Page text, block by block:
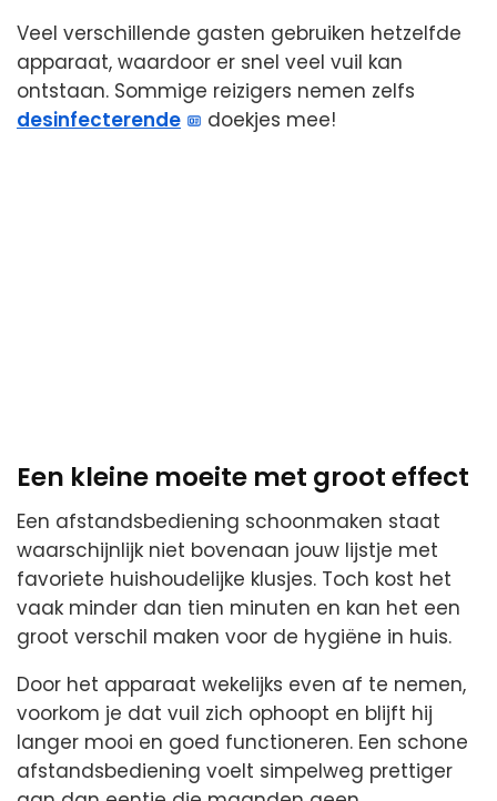
Veel verschillende gasten gebruiken hetzelfde
apparaat, waardoor er snel veel vuil kan
ontstaan. Sommige reizigers nemen zelfs
desinfecterende
doekjes mee!
Een kleine moeite met groot effect
Een afstandsbediening schoonmaken staat
waarschijnlijk niet bovenaan jouw lijstje met
favoriete huishoudelijke klusjes. Toch kost het
vaak minder dan tien minuten en kan het een
groot verschil maken voor de hygiëne in huis.
Door het apparaat wekelijks even af te nemen,
voorkom je dat vuil zich ophoopt en blijft hij
langer mooi en goed functioneren. Een schone
afstandsbediening voelt simpelweg prettiger